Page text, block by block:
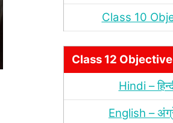
Class 10
Class 12
Hindi –
English –